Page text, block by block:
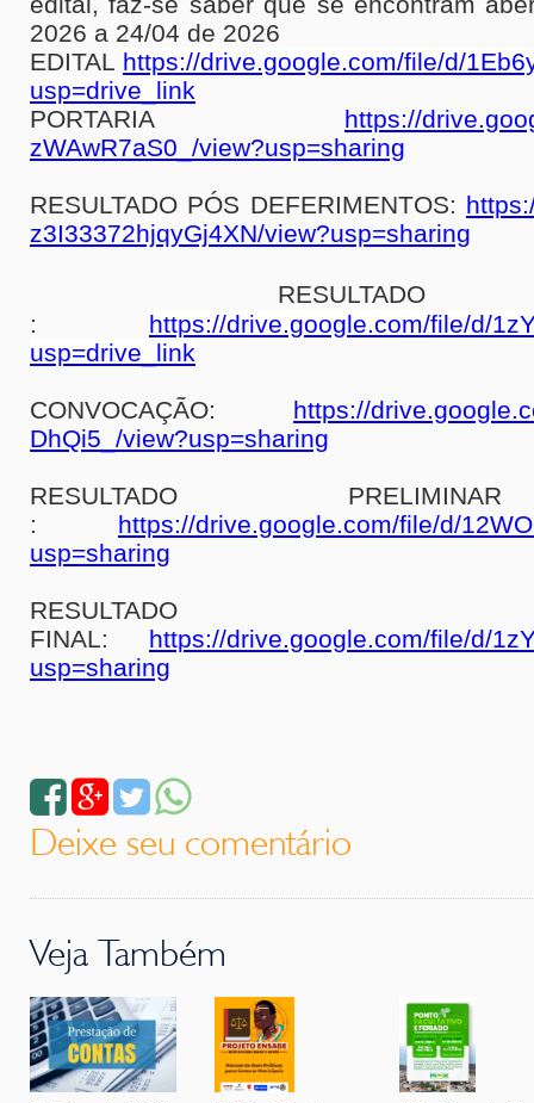
2026 a 24/04 de 2026
EDITAL https://drive.google.com/file/d/
usp=drive_link
PORTARIA https://
zWAwR7aS0_/view?usp=sharing
RESULTADO PÓS DEFERIMENTOS:
z3I33372hjqyGj4XN/view?usp=sharing
: https://drive.google.com/file/d/
usp=drive_link
CONVOCAÇÃO: https://
DhQi5_/view?usp=sharing
RESULTADO
: https://drive.google.com/file/d/
usp=sharing
RESULTADO
FINAL: https://drive.google.com/file/d/
usp=sharing
Deixe seu comentário
Veja Também